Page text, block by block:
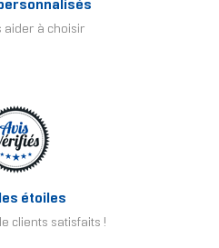
aider à choisir
étoiles
clients satisfaits !